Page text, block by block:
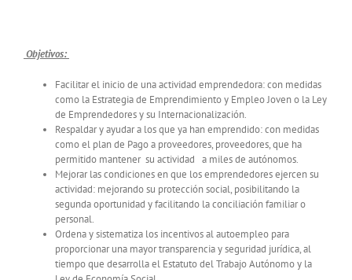
Objetivos:
Facilitar el inicio de una actividad emprendedora: con medidas
como la Estrategia de Emprendimiento y Empleo Joven o la Ley
de Emprendedores y su Internacionalización.
Respaldar y ayudar a los que ya han emprendido: con medidas
como el plan de Pago a proveedores, proveedores, que ha
permitido mantener su actividad a miles de autónomos.
Mejorar las condiciones en que los emprendedores ejercen su
actividad: mejorando su protección social, posibilitando la
segunda oportunidad y facilitando la conciliación familiar o
personal.
Ordena y sistematiza los incentivos al autoempleo para
proporcionar una mayor transparencia y seguridad jurídica, al
tiempo que desarrolla el Estatuto del Trabajo Autónomo y la